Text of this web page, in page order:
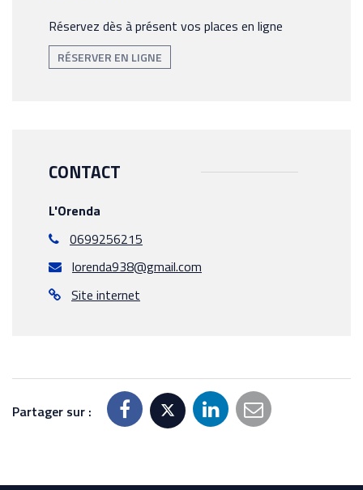
Réservez dès à présent vos places en ligne
RÉSERVER EN LIGNE
CONTACT
L'Orenda
0699256215
lorenda938@gmail.com
Site internet
Partager sur :